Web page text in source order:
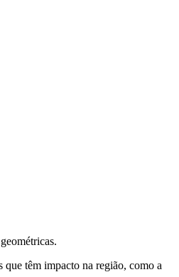
têm impacto na região, como a